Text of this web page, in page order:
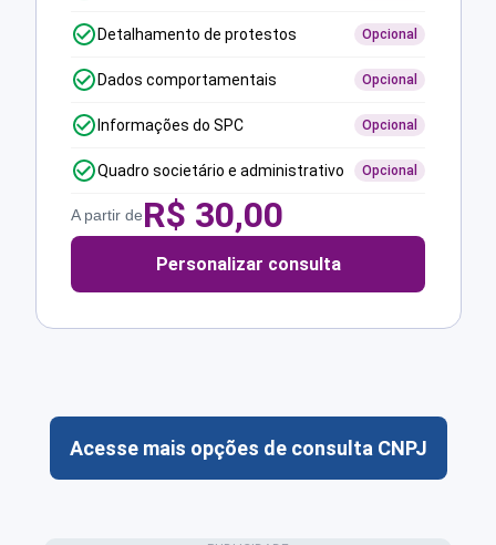
Detalhamento de protestos Opcional
Dados comportamentais Opcional
Informações do SPC Opcional
Quadro societário e administrativo Opcional
A partir deR$ 30,00
Personalizar consulta
Acesse mais opções de consulta CNPJ